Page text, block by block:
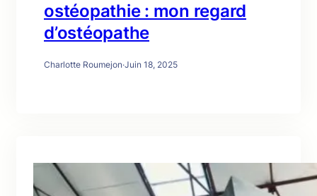
ostéopathie : mon regard
d’ostéopathe
Charlotte Roumejon·Juin 18, 2025